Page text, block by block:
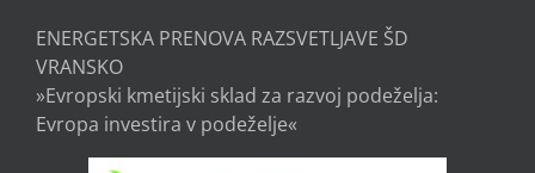
ENERGETSKA PRENOVA RAZSVETLJAVE ŠD
VRANSKO
»Evropski kmetijski sklad za razvoj podeželja:
Evropa investira v podeželje«